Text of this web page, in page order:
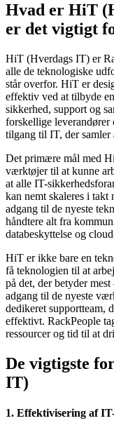
Hvad er HiT
er det vigtigt
HiT (Hverdags IT) er
alle de teknologiske
står overfor. HiT er
effektiv ved at tilbyde
sikkerhed, support og
forskellige leverandører
tilgang til IT, der samler
Det primære mål med
værktøjer til at kunne
at alle IT-
kan nemt skaleres i
adgang til de nyeste
håndtere alt fra
databeskyttelse og
HiT er ikke bare en
få teknologien til at
på det, der betyder
adgang til de nyeste
dedikeret supportteam,
effektivt. RackPeople
ressourcer og tid til at
De vigtigste
IT)
1. Effektivisering af